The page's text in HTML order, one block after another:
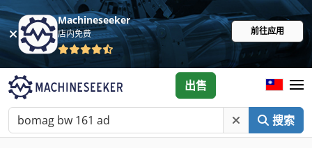
Machineseeker
店内免费 前往应用
搜索
出售